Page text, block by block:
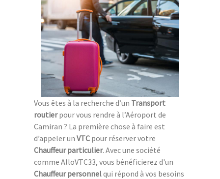
Vous êtes à la recherche d’un Transport
routierpour vous rendre à l’Aéroport de
Camiran ? La première chose à faire est
d’appeler un VTC pour réserver votre
Chauffeur particulier. Avec une société
comme AlloVTC33, vous bénéficierez d'un
Chauffeur personnelqui répond à vos besoins